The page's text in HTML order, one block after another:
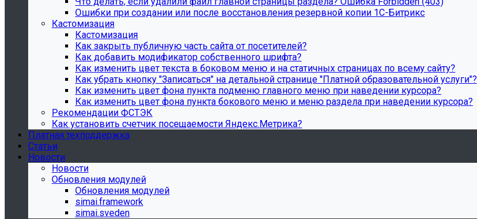
Ошибки при создании или после восстановления резервной копии 1С-Битрикс
Кастомизация
Кастомизация
Как закрыть публичную часть сайта от посетителей?
Как добавить модификатор собственного шрифта?
Как изменить цвет текста в боковом меню и на статичных страницах по всему сайту?
Как убрать кнопку "Записаться" на детальной странице "Платной образовательной услуги"?
Как изменить цвет фона пункта подменю главного меню при наведении курсора?
Как изменить цвет фона пункта бокового меню и меню раздела при наведении курсора?
Рекомендации ФСТЭК
Как установить счетчик посещаемости Яндекс.Метрика?
Платная техподдержка
Статьи
Новости
Новости
Обновления модулей
Обновления модулей
simai.framework
simai.sveden